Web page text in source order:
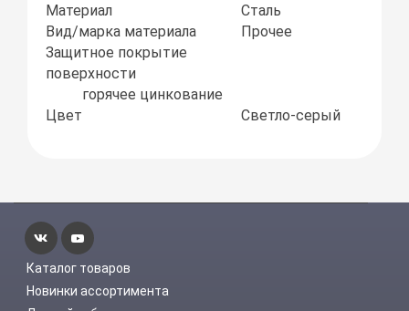
Материал
Сталь
Вид/марка материала
Прочее
Защитное покрытие
поверхности
горячее цинкование
Цвет
Светло-серый
Каталог товаров
Новинки ассортимента